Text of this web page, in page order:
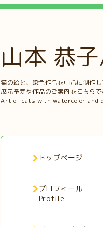
山本 恭
猫の絵と、染色作品を中心に制作し
展示予定や作品のご案内をこちらで
Art of cats with watercolor and
トップページ
プロフィール
Profile